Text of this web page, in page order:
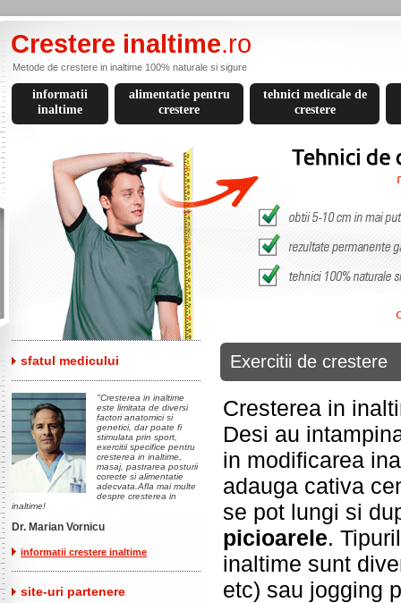
Crestere inaltime.ro
Metode de crestere in inaltime 100% naturale si sigure
informatii
inaltime
alimentatie pentru
crestere
tehnici medicale de
crestere
Exercitii de crestere
Cresterea in
Desi au
in modificarea
adauga cativa
se pot lungi si
picioarele.
inaltime sunt
etc) sau jogging
sfatul medicului
"Cresterea in inaltime
este limitata de diversi
factori anatomici si
genetici, dar poate fi
stimulata prin sport,
exercitii specifice pentru
cresterea in inaltime,
masaj, pastrarea posturii
corecte si alimentatie
adecvata.Afla mai multe
despre cresterea in
inaltime!
Dr. Marian Vornicu
informatii crestere inaltime
site-uri partenere